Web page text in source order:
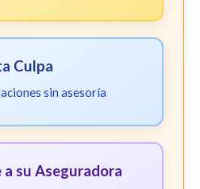
Culpa
sin asesoría
su Aseguradora